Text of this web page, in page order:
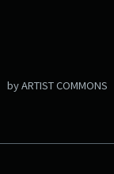
by ARTIST COMMONS